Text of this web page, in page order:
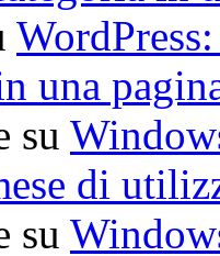
una
su
di
su